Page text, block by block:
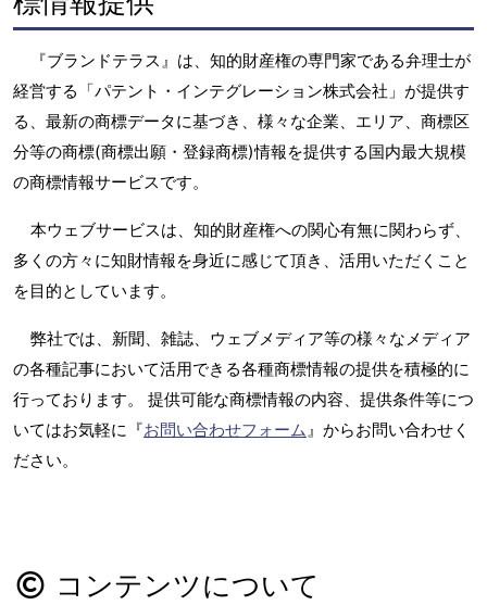
『ブランドテラス』は、知的財産権の専門家である弁理士が
経営する「パテント・インテグレーション株式会社」が提供す
る、最新の商標データに基づき、様々な企業、エリア、商標区
分等の商標(商標出願・登録商標)情報を提供する国内最大規模
の商標情報サービスです。
本ウェブサービスは、知的財産権への関心有無に関わらず、
多くの方々に知財情報を身近に感じて頂き、活用いただくこと
を目的としています。
弊社では、新聞、雑誌、ウェブメディア等の様々なメディア
の各種記事において活用できる各種商標情報の提供を積極的に
行っております。 提供可能な商標情報の内容、提供条件等につ
いてはお気軽に『お問い合わせフォーム』からお問い合わせく
ださい。
コンテンツについて